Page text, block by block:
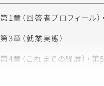
第1章（回答者プロフィール）
第3章（就業実態）
第4章（これまでの経歴）・第